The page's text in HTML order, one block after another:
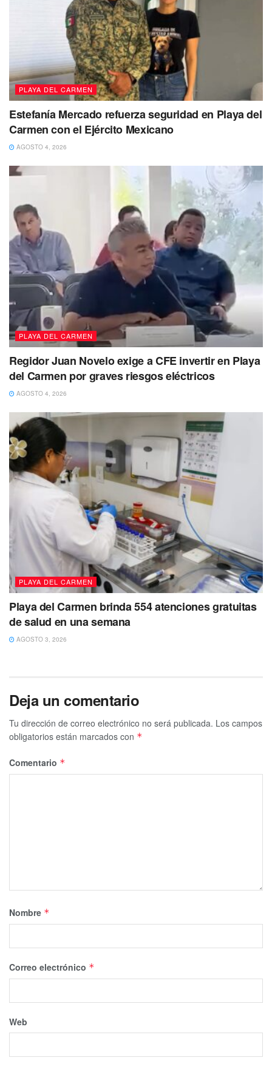
Se contó con la presencia de la directora general del DIF,
Adriana Cazales Durán; la coordinadora del Voluntariado,
“Polaka Muza Simón”; la reina de Damas en Carnaval
2023, Coussete Fahd “Coco”; y la presidenta honoria del
DIF Lázaro Cárdenas, Elsí Rubí Cruz Chac.
También te puede interesar Leer
Tags: carnaval 2023 Lili Campos
Playa del Carmen
Solidaridad
PLAYA DEL CARMEN
Estefanía Mercado refuerza seguridad en Playa del
Carmen con el Ejército Mexicano
AGOSTO 4, 2026
PLAYA DEL CARMEN
Regidor Juan Novelo exige a CFE invertir en Playa
del Carmen por graves riesgos eléctricos
AGOSTO 4, 2026
PLAYA DEL CARMEN
Playa del Carmen brinda 554 atenciones gratuitas
de salud en una semana
AGOSTO 3, 2026
Deja un comentario
Tu dirección de correo electrónico no será publicada. Los campos
obligatorios están marcados con *
Comentario *
Nombre *
Correo electrónico *
Web